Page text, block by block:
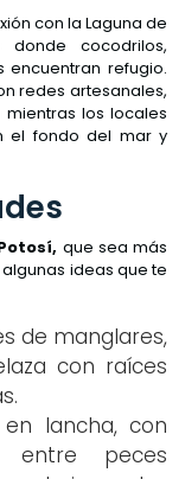
con la Laguna de
cocodrilos,
refugio.
redes artesanales,
los locales
el fondo del mar y
que sea más
ideas que te
de manglares,
con raíces
lancha, con
entre peces